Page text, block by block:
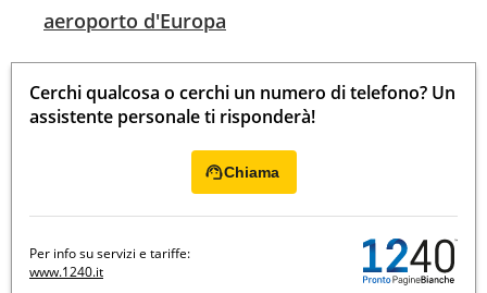
aeroporto d'Europa
Cerchi qualcosa o cerchi un numero di telefono? Un
assistente personale ti risponderà!
Chiama
Per info su servizi e tariffe:
www.1240.it